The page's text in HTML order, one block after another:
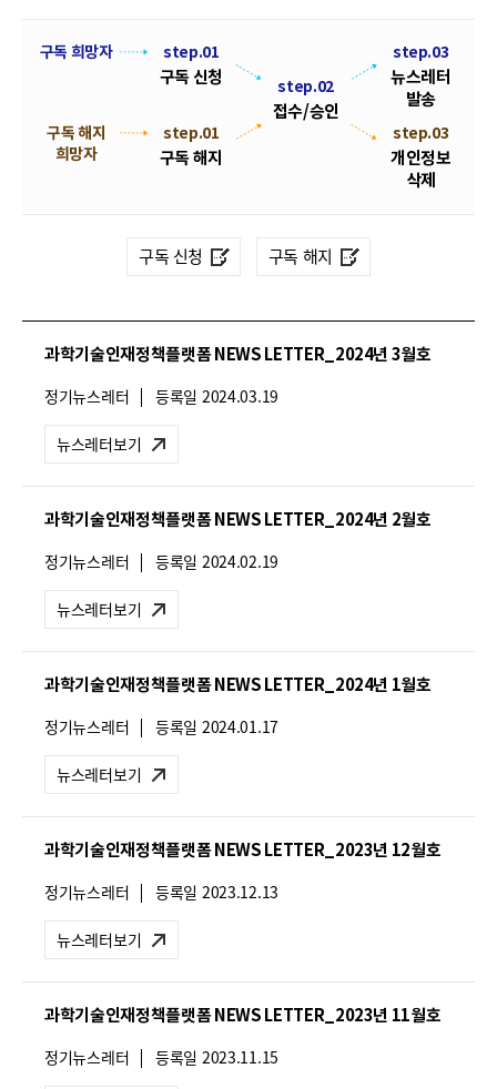
폼
HRST
Platform
뉴
터
신
절
차
구독 희망자 step.01
구독 신청 step.02
접수/승인
step.03
뉴스레터
발송
구독 해지
희망자
step.01
구독 해지
.
0
2
인
step.03
개인정보
삭제
구독 신청 구독 해지
과학기술인재정책플랫폼 NEWS LETTER_2024년 3월호
뉴
레
터
유
형
:
정기뉴스레터 등록일 2024.03.19
뉴스레터보기
과학기술인재정책플랫폼 NEWS LETTER_2024년 2월호
뉴
레
터
유
형
:
정기뉴스레터 등록일 2024.02.19
뉴스레터보기
과학기술인재정책플랫폼 NEWS LETTER_2024년 1월호
뉴
레
터
유
형
:
정기뉴스레터 등록일 2024.01.17
뉴스레터보기
과학기술인재정책플랫폼 NEWS LETTER_2023년 12월호
뉴
레
터
유
형
:
정기뉴스레터 등록일 2023.12.13
뉴스레터보기
과학기술인재정책플랫폼 NEWS LETTER_2023년 11월호
뉴
정기뉴스레터 등록일 2023.11.15